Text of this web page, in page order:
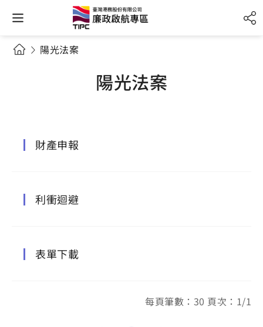
陽光法案
陽光法案
財產申報
利衝迴避
表單下載
每頁筆數：30 頁次：1/1